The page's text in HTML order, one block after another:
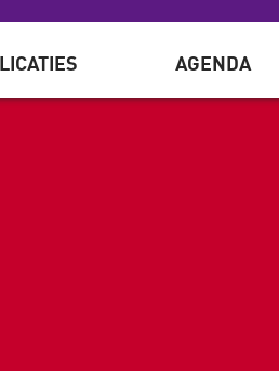
AGENDA